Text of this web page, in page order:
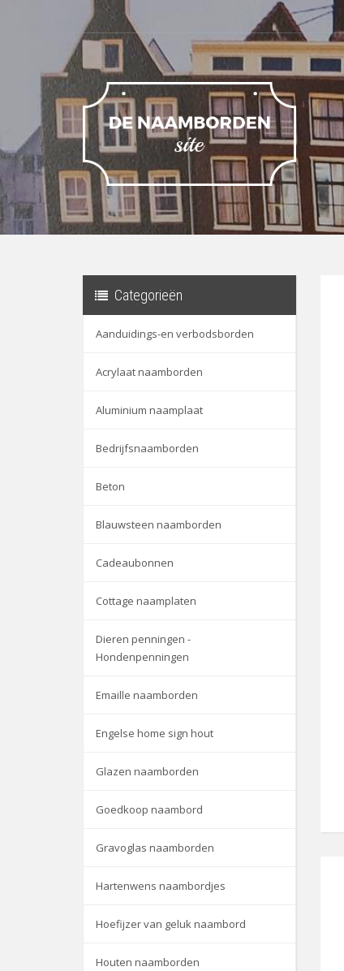
Categorieën
Aanduidings-en verbodsborden
Acrylaat naamborden
Aluminium naamplaat
Bedrijfsnaamborden
Beton
Blauwsteen naamborden
Cadeaubonnen
Cottage naamplaten
Dieren penningen -
Hondenpenningen
Emaille naamborden
Engelse home sign hout
Glazen naamborden
Goedkoop naambord
Gravoglas naamborden
Hartenwens naambordjes
Hoefijzer van geluk naambord
Houten naamborden